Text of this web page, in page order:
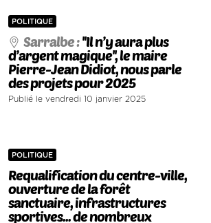
POLITIQUE
Sarralbe :''Il n’y aura plus
d’argent magique'', le maire
Pierre-Jean Didiot, nous parle
des projets pour 2025
Publié le vendredi 10 janvier 2025
POLITIQUE
Requalification du centre-ville,
ouverture de la forêt
sanctuaire, infrastructures
sportives... de nombreux